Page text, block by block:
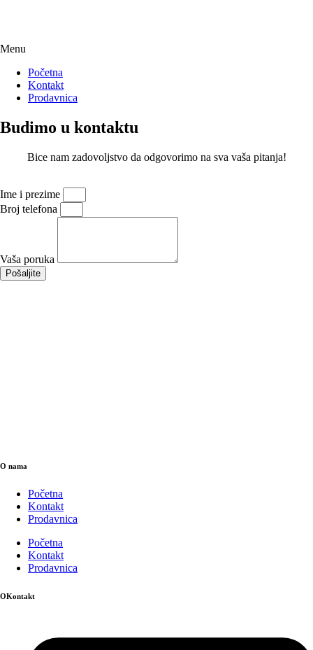
Menu
Početna
Kontakt
Prodavnica
Budimo u kontaktu
Bice nam zadovoljstvo da odgovorimo na sva vaša pitanja!
Ime i prezime
Broj telefona
Vaša poruka
Pošaljite
O nama
Početna
Kontakt
Prodavnica
Početna
Kontakt
Prodavnica
OKontakt